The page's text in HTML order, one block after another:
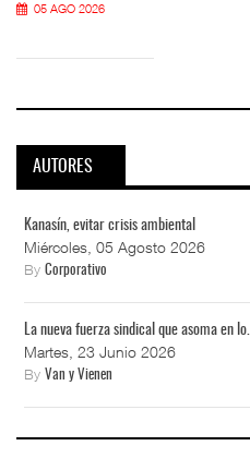
05 AGO 2026
AUTORES
Kanasín, evitar crisis ambiental
Miércoles, 05 Agosto 2026
By Corporativo
La nueva fuerza sindical que asoma en lo...
Martes, 23 Junio 2026
By Van y Vienen